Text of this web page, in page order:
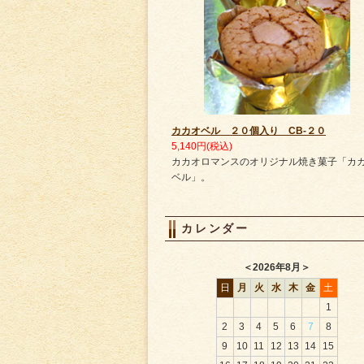
カカオベル ２０個入り CB-２０
5,140円(税込)
カカオロマンスのオリジナル焼き菓子「カ
ベル」。
カレンダー
＜2026年8月 ＞
日
月 火 水 木 金
土
1
2
3 4 5 6 7
8
9
10 11 12 13 14
15